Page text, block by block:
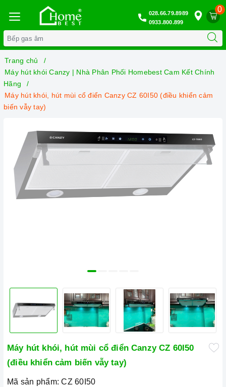
0
028.66.79.8989
0933.800.899
Trang chủ
Máy hút khói Canzy | Nhà Phân Phối Homebest Cam Kết Chính
Hãng
Máy hút khói, hút mùi cổ điển Canzy CZ 60I50 (điều khiển cảm
biến vẫy tay)
Máy hút khói, hút mùi cổ điển Canzy CZ 60I50
(điều khiển cảm biến vẫy tay)
Mã sản phẩm: CZ 60I50